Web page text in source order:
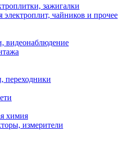
зажигалки
чайников и прочее
видеонаблюдение
переходники
химия
измерители